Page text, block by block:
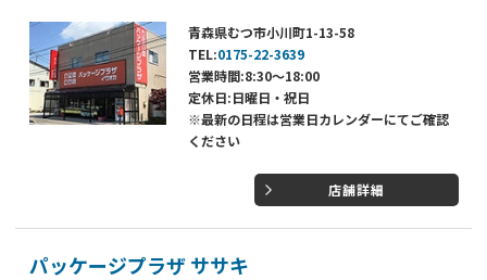
青森県むつ市小川町1-13-58
TEL:0175-22-3639
営業時間:8:30～18:00
定休日:日曜日・祝日
※最新の日程は営業日カレンダーにてご確認
ください
店舗詳細
パッケージプラザ ササキ